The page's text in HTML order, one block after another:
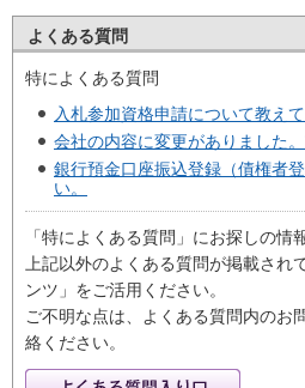
よくある質問
特によくある質問
入札参加資格申請について教えて
会社の内容に変更がありました
銀行預金口座振込登録（債権者
い。
「特によくある質問」にお探しの情
上記以外のよくある質問が掲載され
ンツ」をご活用ください。
ご不明な点は、よくある質問内のお
絡ください。